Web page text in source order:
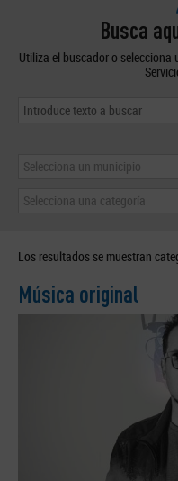
Busca
Utiliza el buscador o
Selecciona un municipio
Selecciona una categoría
Los resultados se muestran
Música original